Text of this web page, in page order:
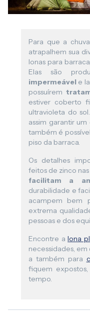
Para que a
atrapalhem sua
lonas para
Elas são
impermeável e
possuírem
estiver coberto
ultravioleta do
assim garantir
também é
piso da barraca.
Os detalhes
feitos de zinco
facilitam a
durabilidade e
acampem bem
extrema
pessoas e dos
Encontre alona
necessidades,
a também para
fiquem
tempo.